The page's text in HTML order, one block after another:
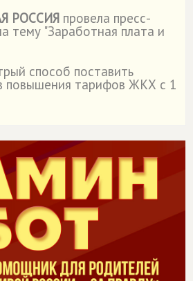
РОССИЯ провела пресс-
тему "Заработная плата и
способ поставить
повышения тарифов ЖКХ с 1